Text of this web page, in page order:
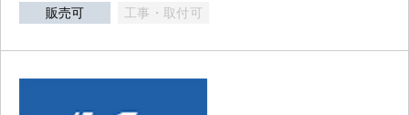
販売可 工事・取付可